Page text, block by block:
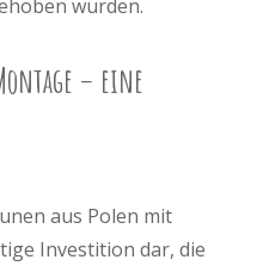
wurden.
– eine
aus Polen mit
Investition dar, die